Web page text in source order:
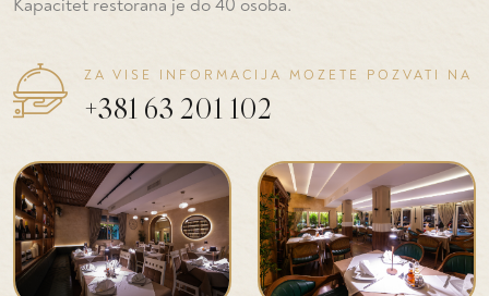
Kapacitet restorana je do 40 osoba.
ZA VISE INFORMACIJA MOZETE POZVATI NA
+381 63 201 102